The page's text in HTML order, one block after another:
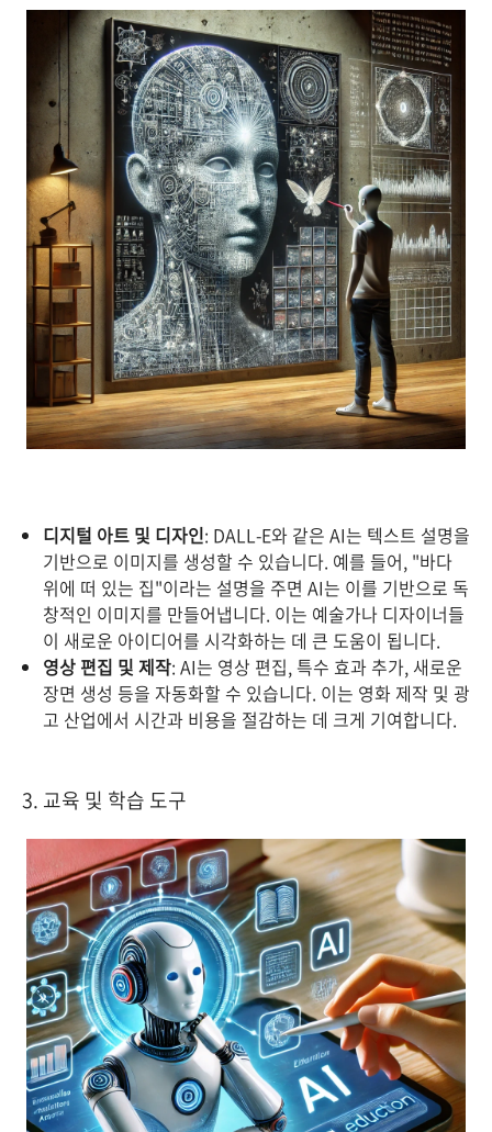
디지털 아트 및 디자인: DALL-E와 같은 AI는 텍스트 설명을
기반으로 이미지를 생성할 수 있습니다. 예를 들어, "바다
위에 떠 있는 집"이라는 설명을 주면 AI는 이를 기반으로 독
창적인 이미지를 만들어냅니다. 이는 예술가나 디자이너들
이 새로운 아이디어를 시각화하는 데 큰 도움이 됩니다.
영상 편집 및 제작: AI는 영상 편집, 특수 효과 추가, 새로운
장면 생성 등을 자동화할 수 있습니다. 이는 영화 제작 및 광
고 산업에서 시간과 비용을 절감하는 데 크게 기여합니다.
3. 교육 및 학습 도구